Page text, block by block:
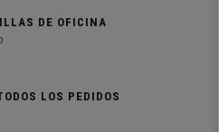
DE OFICINA
LOS PEDIDOS